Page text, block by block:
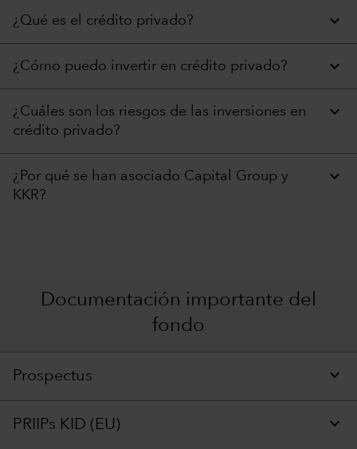
¿Qué es el crédito privado?
¿Cómo puedo invertir en crédito privado?
¿Cuáles son los riesgos de las inversiones en
crédito privado?
¿Por qué se han asociado Capital Group y
KKR?
Documentación importante del
fondo
Prospectus
PRIIPs KID (EU)